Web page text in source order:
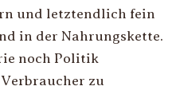
und letztendlich fein
in der Nahrungskette.
noch Politik
zu